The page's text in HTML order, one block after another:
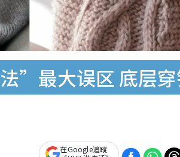
”最大误区 底层
在Google追蹤